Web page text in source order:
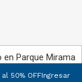
Parque Miramar
50% OFFIngresar